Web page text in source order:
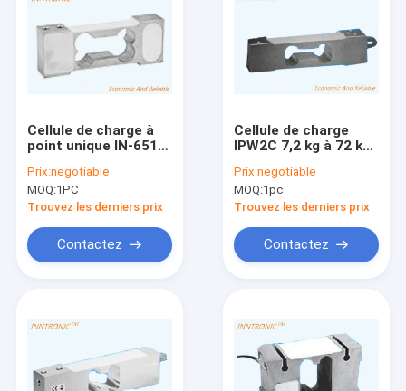
Produits
À propos de nous
Cellule de charge à
point unique IN-651D
Capteur de force de
poids IP66 pour
plateforme
1,5 ± 10% mV/V
Prix:negotiable
MOQ:1PC
Trouvez les derniers prix
Contactez
Cellule de charge
IPW2C 7,2 kg à 72 kg
unique Capteur de
force de cellule de
charge Capteur de
Pour la pesée
statique 2mv/v
Prix:negotiable
MOQ:1pc
Trouvez les derniers prix
Contactez